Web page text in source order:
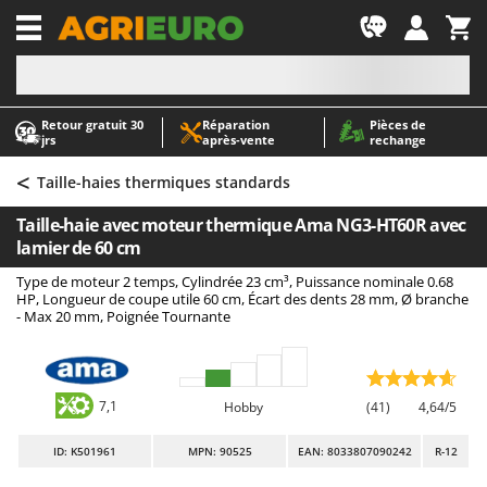
Retour gratuit 30
jrs
Réparation
après‑vente
Pièces de
rechange
-1
A
Abris de jardin
Accessoires pour tracteurs tondeuses autoportés
Aérateurs Scarificateurs pour gazon
Arracheuses de pommes de terre pour tracteur
Aspirateurs - Balais Électriques
Aspirateurs à cendres
Aspirateurs à feuilles sur roues
Aspirateurs de piscine
Aspirateurs Multifonctions
A
AgriEuro Premium
AgriEuro TOP-LINE
AGT
Aima
Airmec
ALA 2000
Alce
< Taille-haies thermiques standards
Taille-haie avec moteur thermique Ama NG3-HT60R avec
lamier de 60 cm
Type de moteur 2 temps, Cylindrée 23 cm³, Puissance nominale 0.68
HP, Longueur de coupe utile 60 cm, Écart des dents 28 mm, Ø branche
- Max 20 mm, Poignée Tournante
7,1 Hobby (41) 4,64/5
ID: K501961 MPN: 90525 EAN: 8033807090242 R-12